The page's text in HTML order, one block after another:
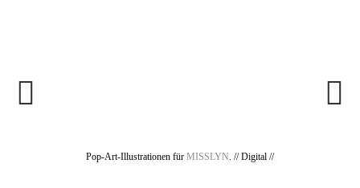
Pop-Art-Illustrationen für MISSLYN. // Digital //